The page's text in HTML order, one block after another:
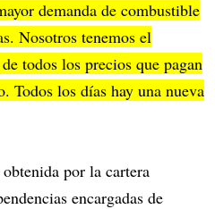
demanda de combustible
Nosotros tenemos el
todos los precios que pagan
Todos los días hay una nueva
por la cartera
encargadas de